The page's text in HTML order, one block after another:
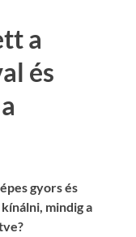
a
és
gyors és
kínálni, mindig a